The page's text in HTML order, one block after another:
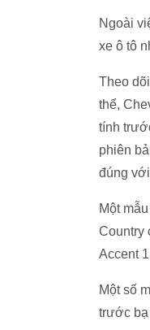
Ngoài
xe ô tô
Theo
thể,
tính
phiên
đúng
Một
Country
Accent
Một số
trước bạ